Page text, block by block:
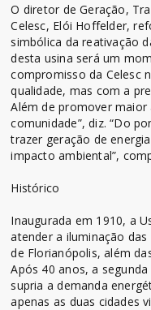
O diretor de Geração,
Celesc, Elói Hoffelder,
simbólica da reativação
desta usina será um
compromisso da Celesc
qualidade, mas com a
Além de promover
comunidade”, diz. “Do
trazer geração de
impacto ambiental”,
Histórico
Inaugurada em 1910, a
atender a iluminação
de Florianópolis, além
Após 40 anos, a
supria a demanda
apenas as duas cidades